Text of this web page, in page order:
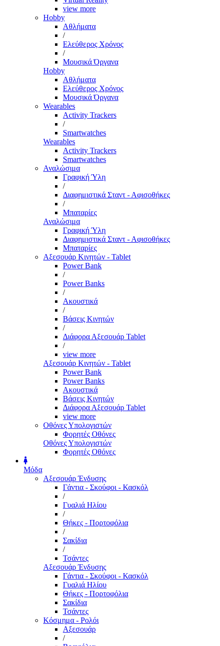
view more
Hobby
Αθλήματα
/
Ελεύθερος Χρόνος
/
Μουσικά Όργανα
Hobby
Αθλήματα
Ελεύθερος Χρόνος
Μουσικά Όργανα
Wearables
Activity Trackers
/
Smartwatches
Wearables
Activity Trackers
Smartwatches
Αναλώσιμα
Γραφική Ύλη
/
Διαφημιστικά Σταντ - Αφισοθήκες
/
Μπαταρίες
Αναλώσιμα
Γραφική Ύλη
Διαφημιστικά Σταντ - Αφισοθήκες
Μπαταρίες
Αξεσουάρ Κινητών - Tablet
Power Bank
/
Power Banks
/
Ακουστικά
/
Βάσεις Κινητών
/
Διάφορα Αξεσουάρ Tablet
/
view more
Αξεσουάρ Κινητών - Tablet
Power Bank
Power Banks
Ακουστικά
Βάσεις Κινητών
Διάφορα Αξεσουάρ Tablet
view more
Οθόνες Υπολογιστών
Φορητές Οθόνες
Οθόνες Υπολογιστών
Φορητές Οθόνες
Μόδα
Αξεσουάρ Ένδυσης
Γάντια - Σκούφοι - Κασκόλ
/
Γυαλιά Ηλίου
/
Θήκες - Πορτοφόλια
/
Σακίδια
/
Τσάντες
Αξεσουάρ Ένδυσης
Γάντια - Σκούφοι - Κασκόλ
Γυαλιά Ηλίου
Θήκες - Πορτοφόλια
Σακίδια
Τσάντες
Κόσμημα - Ρολόι
Αξεσουάρ
/